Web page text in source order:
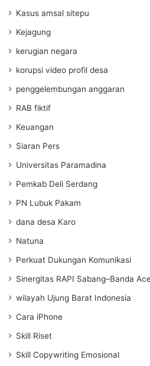
Kasus amsal sitepu
Kejagung
kerugian negara
korupsi video profil desa
penggelembungan anggaran
RAB fiktif
Keuangan
Siaran Pers
Universitas Paramadina
Pemkab Deli Serdang
PN Lubuk Pakam
dana desa Karo
Natuna
Perkuat Dukungan Komunikasi
Sinergitas RAPI Sabang–Banda
wilayah Ujung Barat Indonesia
Cara iPhone
Skill Riset
Skill Copywriting Emosional